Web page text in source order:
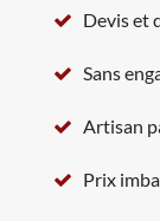
Devis et
Sans
Artisan
Prix